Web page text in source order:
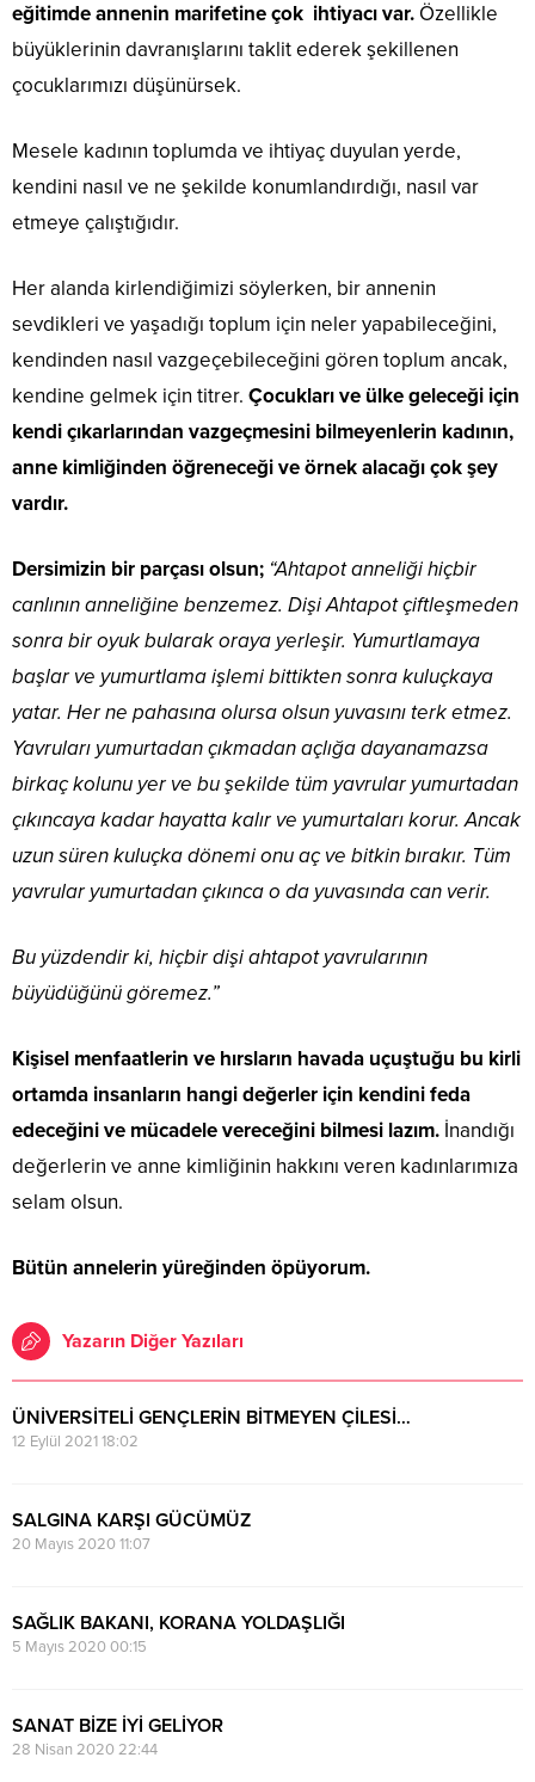
eğitimde annenin marifetine çok ihtiyacı var. Özellikle
büyüklerinin davranışlarını taklit ederek şekillenen
çocuklarımızı düşünürsek.
Mesele kadının toplumda ve ihtiyaç duyulan yerde,
kendini nasıl ve ne şekilde konumlandırdığı, nasıl var
etmeye çalıştığıdır.
Her alanda kirlendiğimizi söylerken, bir annenin
sevdikleri ve yaşadığı toplum için neler yapabileceğini,
kendinden nasıl vazgeçebileceğini gören toplum ancak,
kendine gelmek için titrer. Çocukları ve ülke geleceği için
kendi çıkarlarından vazgeçmesini bilmeyenlerin kadının,
anne kimliğinden öğreneceği ve örnek alacağı çok şey
vardır.
Dersimizin bir parçası olsun; “Ahtapot anneliği hiçbir
canlının anneliğine benzemez. Dişi Ahtapot çiftleşmeden
sonra bir oyuk bularak oraya yerleşir. Yumurtlamaya
başlar ve yumurtlama işlemi bittikten sonra kuluçkaya
yatar. Her ne pahasına olursa olsun yuvasını terk etmez.
Yavruları yumurtadan çıkmadan açlığa dayanamazsa
birkaç kolunu yer ve bu şekilde tüm yavrular yumurtadan
çıkıncaya kadar hayatta kalır ve yumurtaları korur. Ancak
uzun süren kuluçka dönemi onu aç ve bitkin bırakır. Tüm
yavrular yumurtadan çıkınca o da yuvasında can verir.
Bu yüzdendir ki, hiçbir dişi ahtapot yavrularının
büyüdüğünü göremez.”
Kişisel menfaatlerin ve hırsların havada uçuştuğu bu kirli
ortamda insanların hangi değerler için kendini feda
edeceğini ve mücadele vereceğini bilmesi lazım. İnandığı
değerlerin ve anne kimliğinin hakkını veren kadınlarımıza
selam olsun.
Bütün annelerin yüreğinden öpüyorum.
Yazarın Diğer Yazıları
ÜNİVERSİTELİ GENÇLERİN BİTMEYEN ÇİLESİ…
12 Eylül 2021 18:02
SALGINA KARŞI GÜCÜMÜZ
20 Mayıs 2020 11:07
SAĞLIK BAKANI, KORANA YOLDAŞLIĞI
5 Mayıs 2020 00:15
SANAT BİZE İYİ GELİYOR
28 Nisan 2020 22:44